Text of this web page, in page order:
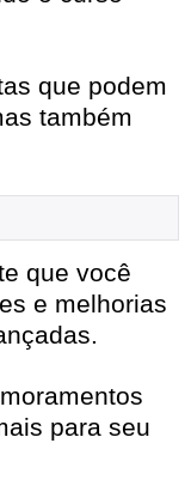
que podem
também
que você
e melhorias
para seu